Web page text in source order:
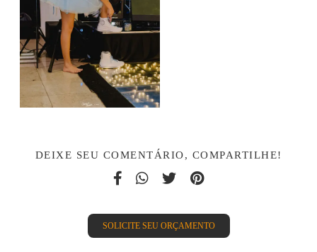
DEIXE SEU COMENTÁRIO, COMPARTILHE!
SOLICITE SEU ORÇAMENTO